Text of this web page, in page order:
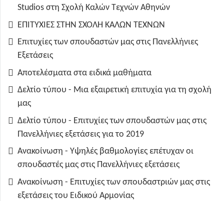
Studios στη Σχολή Καλών Τεχνών Αθηνών
ΕΠΙΤΥΧΙΕΣ ΣΤΗΝ ΣΧΟΛΗ ΚΑΛΩΝ ΤΕΧΝΩΝ
Επιτυχίες των σπουδαστών μας στις Πανελλήνιες
Εξετάσεις
Αποτελέσματα στα ειδικά μαθήματα
Δελτίο τύπου - Μια εξαιρετική επιτυχία για τη σχολή
μας
Δελτίο τύπου - Επιτυχίες των σπουδαστών μας στις
Πανελλήνιες εξετάσεις για το 2019
Ανακοίνωση - Υψηλές βαθμολογίες επέτυχαν οι
σπουδαστές μας στις Πανελλήνιες εξετάσεις
Ανακοίνωση - Επιτυχίες των σπουδαστριών μας στις
εξετάσεις του Ειδικού Αρμονίας